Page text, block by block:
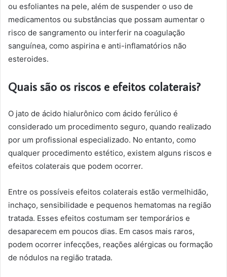
ou esfoliantes na pele, além de suspender o uso de
medicamentos ou substâncias que possam aumentar o
risco de sangramento ou interferir na coagulação
sanguínea, como aspirina e anti-inflamatórios não
esteroides.
Quais são os riscos e efeitos colaterais?
O jato de ácido hialurônico com ácido ferúlico é
considerado um procedimento seguro, quando realizado
por um profissional especializado. No entanto, como
qualquer procedimento estético, existem alguns riscos e
efeitos colaterais que podem ocorrer.
Entre os possíveis efeitos colaterais estão vermelhidão,
inchaço, sensibilidade e pequenos hematomas na região
tratada. Esses efeitos costumam ser temporários e
desaparecem em poucos dias. Em casos mais raros,
podem ocorrer infecções, reações alérgicas ou formação
de nódulos na região tratada.